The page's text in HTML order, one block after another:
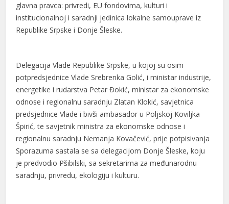
glavna pravca: privredi, EU fondovima, kulturi i
institucionalnoj i saradnji jedinica lokalne samouprave iz
Republike Srpske i Donje Šleske.
Delegacija Vlade Republike Srpske, u kojoj su osim
potpredsjednice Vlade Srebrenka Golić, i ministar industrije,
energetike i rudarstva Petar Đokić, ministar za ekonomske
odnose i regionalnu saradnju Zlatan Klokić, savjetnica
predsjednice Vlade i bivši ambasador u Poljskoj Koviljka
Špirić, te savjetnik ministra za ekonomske odnose i
regionalnu saradnju Nemanja Kovačević, prije potpisivanja
Sporazuma sastala se sa delegacijom Donje Šleske, koju
je predvodio Pšibilski, sa sekretarima za međunarodnu
saradnju, privredu, ekologiju i kulturu.